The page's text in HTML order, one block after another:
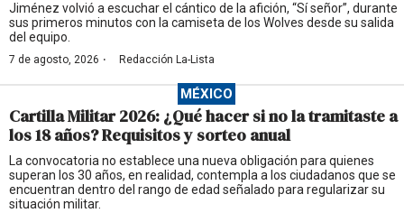
Jiménez volvió a escuchar el cántico de la afición, “Sí señor”, durante
sus primeros minutos con la camiseta de los Wolves desde su salida
del equipo.
7 de agosto, 2026 · Redacción La-Lista
MÉXICO
Cartilla Militar 2026: ¿Qué hacer si no la tramitaste a
los 18 años? Requisitos y sorteo anual
La convocatoria no establece una nueva obligación para quienes
superan los 30 años, en realidad, contempla a los ciudadanos que se
encuentran dentro del rango de edad señalado para regularizar su
situación militar.